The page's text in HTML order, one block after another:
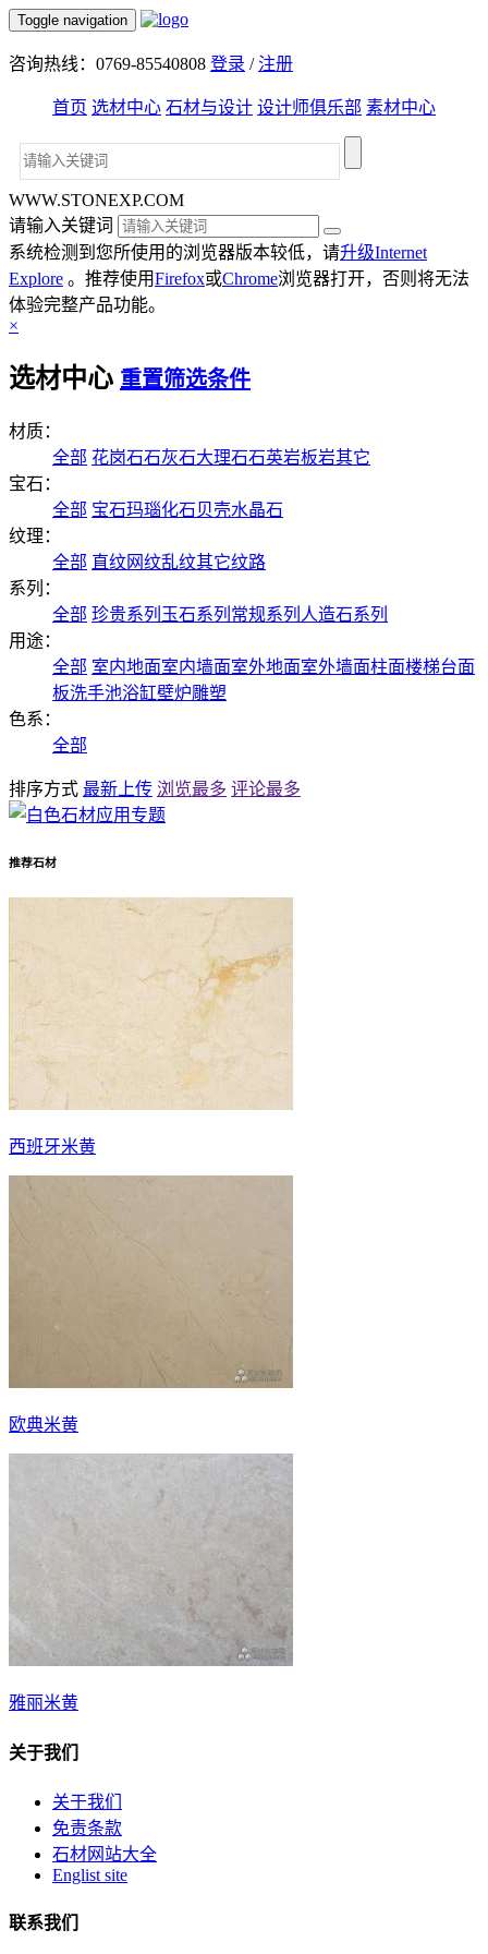
Toggle navigation
咨询热线：0769-85540808 登录 /注册
首页 选材中心 石材与设计 设计师俱乐部 素材中心
WWW.STONEXP.COM
请输入关键词
系统检测到您所使用的浏览器版本较低，请升级Internet
Explore 。推荐使用Firefox或Chrome浏览器打开，否则将无法
体验完整产品功能。
×
选材中心 重置筛选条件
材质：
全部 花岗石石灰石大理石石英岩板岩其它
宝石：
全部 宝石玛瑙化石贝壳水晶石
纹理：
全部 直纹网纹乱纹其它纹路
系列：
全部 珍贵系列 玉石系列 常规系列 人造石系列
用途：
全部 室内地面室内墙面室外地面室外墙面柱面楼梯台面
板洗手池浴缸壁炉雕塑
色系：
全部
排序方式 最新上传 浏览最多 评论最多
推荐石材
西班牙米黄
欧典米黄
雅丽米黄
关于我们
关于我们
免责条款
石材网站大全
Englist site
联系我们